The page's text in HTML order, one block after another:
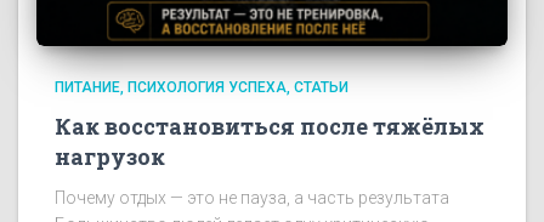
ПИТАНИЕ ПСИХОЛОГИЯ УСПЕХА СТАТЬИ
Как восстановиться после тяжёлых
нагрузок
Почему отдых — это не пауза, а часть результата